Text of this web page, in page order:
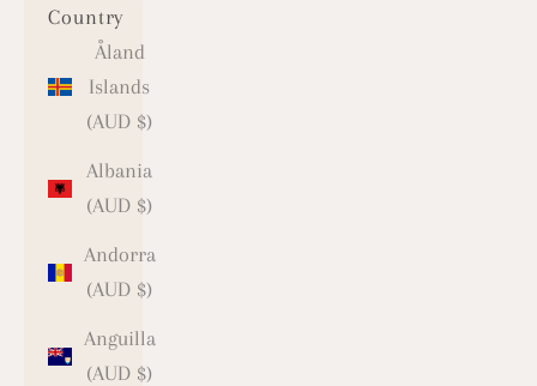
Country
Åland
Islands
(AUD $)
Albania
(AUD $)
Andorra
(AUD $)
Anguilla
(AUD $)